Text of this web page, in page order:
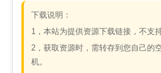
下载说明：
1，本站为提供资源下载链接，不支
2，获取资源时，需转存到您自己的
机。